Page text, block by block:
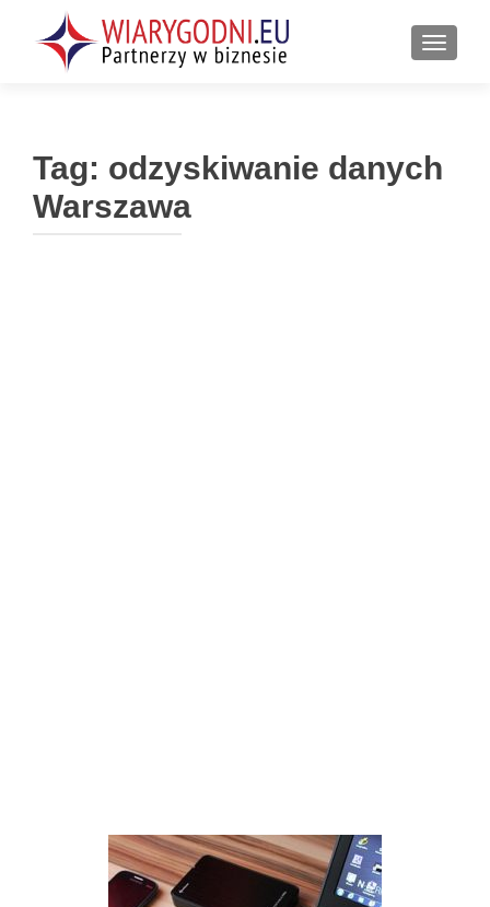
Tag: odzyskiwanie danych
Warszawa